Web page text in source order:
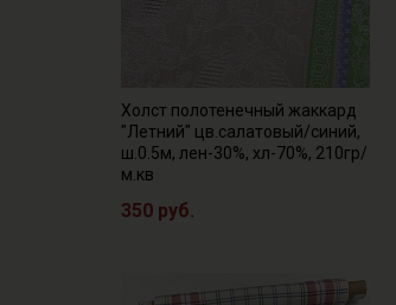
Холст полотенечный жаккард
"Летний" цв.салатовый/синий,
ш.0.5м, лен-30%, хл-70%, 210гр/
м.кв
350 руб.